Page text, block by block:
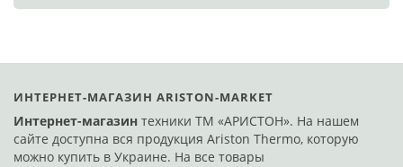
ИНТЕРНЕТ-МАГАЗИН ARISTON-MARKET
Интернет-магазин техники ТМ «АРИСТОН». На нашем
сайте доступна вся продукция Ariston Thermo, которую
можно купить в Украине. На все товары